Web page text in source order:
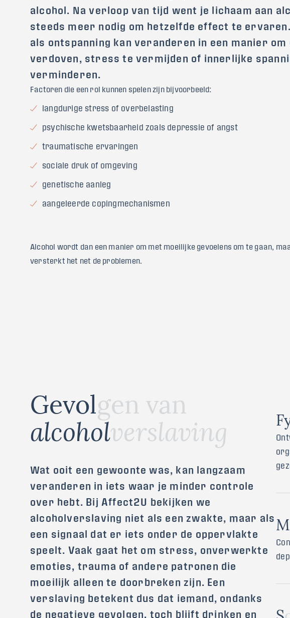
alcohol. Na verloop van tijd went je lichaam aan
steeds meer nodig om hetzelfde effect te ervaren.
als ontspanning kan veranderen in een manier om
verdoven, stress te vermijden of innerlijke
verminderen.
Factoren die een rol kunnen spelen zijn bijvoorbeeld:
langdurige stress of overbelasting
psychische kwetsbaarheid zoals depressie of angst
traumatische ervaringen
sociale druk of omgeving
genetische aanleg
aangeleerde copingmechanismen
Alcohol wordt dan een manier om met moeilijke gevoelens om te gaan,
versterkt het net de problemen.
Gevolgen van
alcoholverslaving
Wat ooit een gewoonte was, kan langzaam
veranderen in iets waar je minder controle
over hebt. Bij Affect2U bekijken we
alcoholverslaving niet als een zwakte, maar als
een signaal dat er iets onder de oppervlakte
speelt. Vaak gaat het om stress, onverwerkte
emoties, trauma of andere patronen die
moeilijk alleen te doorbreken zijn. Een
verslaving betekent dus dat iemand, ondanks
de negatieve gevolgen, toch blijft drinken en
F
M